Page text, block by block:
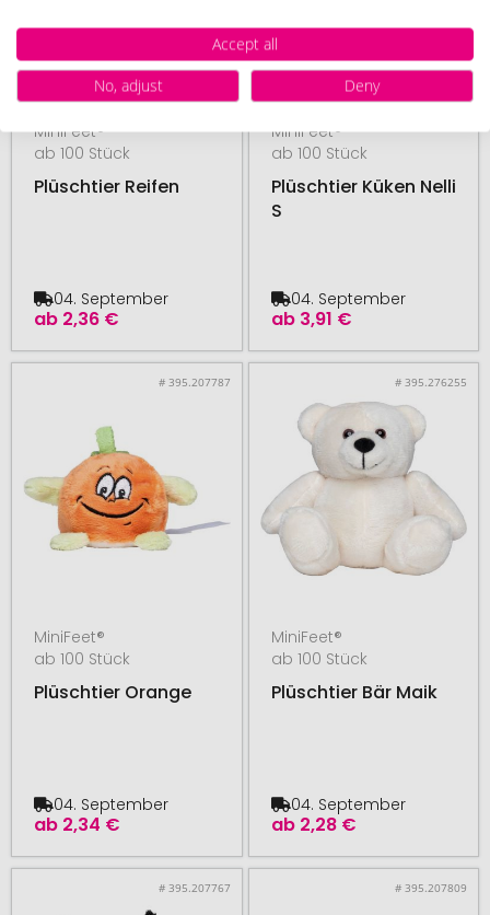
MiniFeet®
ab 100 Stück
Plüschtier Reifen
ab 2,36 €
04. September
MiniFeet®
ab 100 Stück
Plüschtier Küken Nelli
S
ab 3,91 €
04. September
# 395.207787
MiniFeet®
ab 100 Stück
Plüschtier Orange
ab 2,34 €
04. September
# 395.276255
MiniFeet®
ab 100 Stück
Plüschtier Bär Maik
ab 2,28 €
04. September
# 395.207767 # 395.207809
Accept all
No, adjust
Deny